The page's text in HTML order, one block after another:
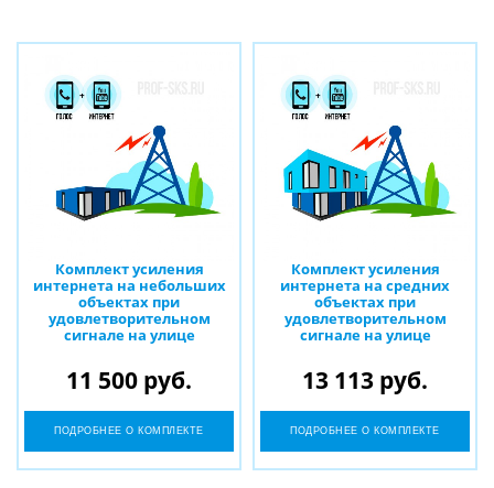
Комплект усиления
интернета на небольших
объектах при
удовлетворительном
сигнале на улице
11 500 руб.
ПОДРОБНЕЕ О КОМПЛЕКТЕ
Комплект усиления
интернета на средних
объектах при
удовлетворительном
сигнале на улице
13 113 руб.
ПОДРОБНЕЕ О КОМПЛЕКТЕ